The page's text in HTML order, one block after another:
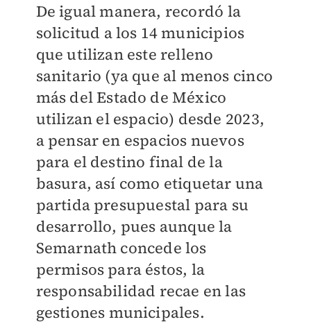
De igual manera, recordó la
solicitud a los 14 municipios
que utilizan este relleno
sanitario (ya que al menos cinco
más del Estado de México
utilizan el espacio) desde 2023,
a pensar en espacios nuevos
para el destino final de la
basura, así como etiquetar una
partida presupuestal para su
desarrollo, pues aunque la
Semarnath concede los
permisos para éstos, la
responsabilidad recae en las
gestiones municipales.